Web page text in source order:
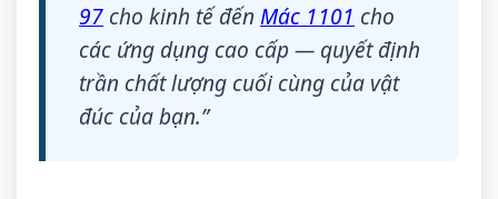
97 cho kinh tế đến Mác 1101 cho
các ứng dụng cao cấp — quyết định
trần chất lượng cuối cùng của vật
đúc của bạn.”